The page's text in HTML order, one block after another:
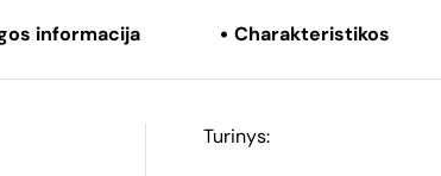
informacija Charakteristikos
Turinys: